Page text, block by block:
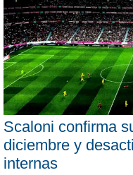
Scaloni confirma
diciembre y
internas